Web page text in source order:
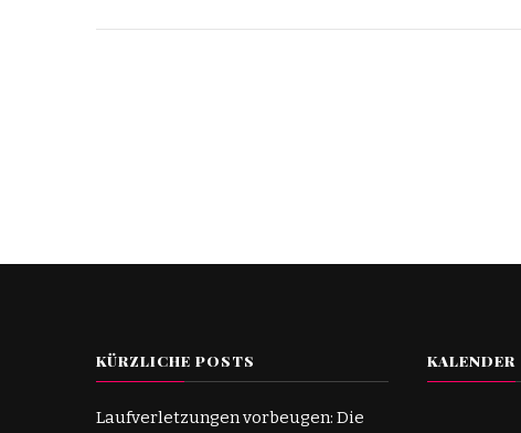
KÜRZLICHE POSTS
Laufverletzungen vorbeugen: Die
KALENDER